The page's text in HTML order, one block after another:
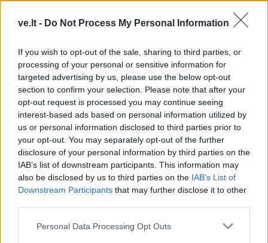
ve.lt - Do Not Process My Personal Information
If you wish to opt-out of the sale, sharing to third parties, or
processing of your personal or sensitive information for
targeted advertising by us, please use the below opt-out
section to confirm your selection. Please note that after your
opt-out request is processed you may continue seeing
interest-based ads based on personal information utilized by
us or personal information disclosed to third parties prior to
your opt-out. You may separately opt-out of the further
disclosure of your personal information by third parties on the
IAB’s list of downstream participants. This information may
also be disclosed by us to third parties on the IAB’s List of
Downstream Participants that may further disclose it to other
Personal Data Processing Opt Outs
TAIP PAT SKAITYKITE
Laisvalaikis
Bulvaras: jei po lygiai, tai
Laisvalaikis
Ar jums pakaks
galvosūkį, panaudojant